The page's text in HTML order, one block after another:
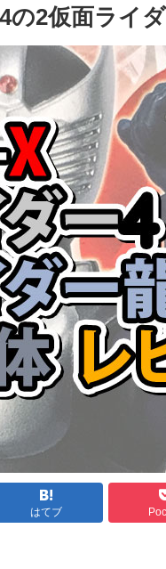
の2仮面ライ
はてブ